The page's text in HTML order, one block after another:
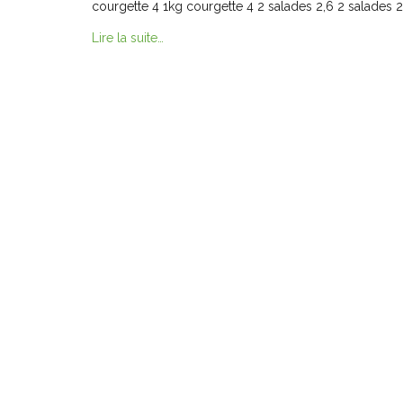
courgette 4 1kg courgette 4 2 salades 2,6 2 salades
Lire la suite…